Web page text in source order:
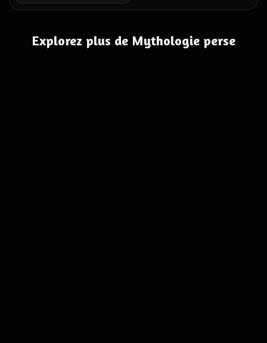
Explorez plus de Mythologie perse